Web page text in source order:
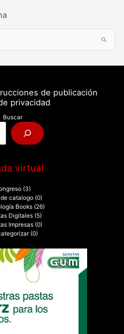
de publicación
privacidad
Buscar
virtual
(3)
catalogo (0)
Books (26)
Digitales (5)
Impresas (0)
(0)